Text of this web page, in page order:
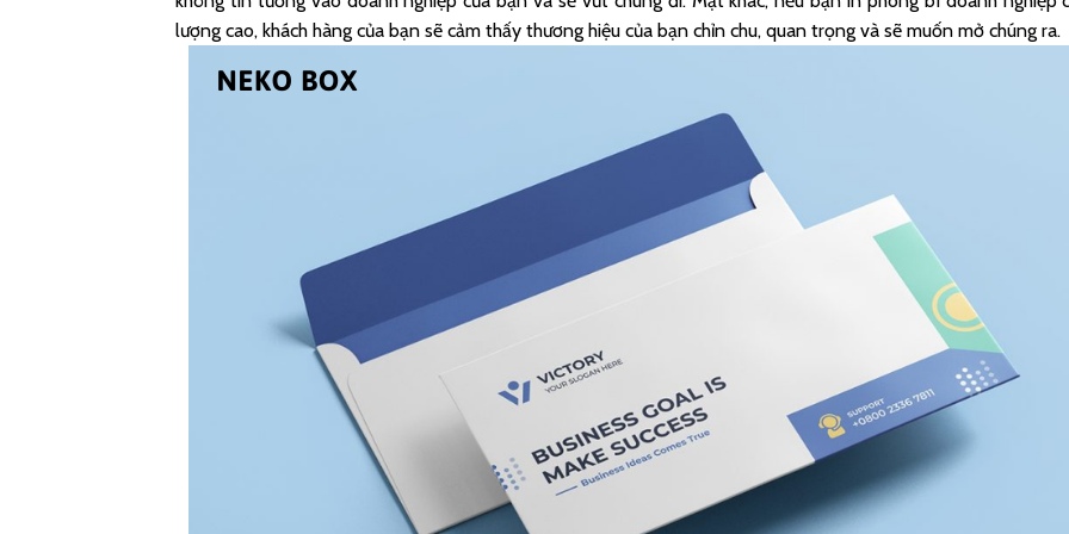
lượng cao, khách hàng của bạn sẽ cảm thấy thương hiệu của bạn chỉn chu, quan trọng và sẽ muốn mở chúng ra.